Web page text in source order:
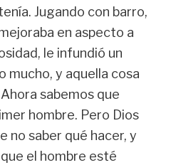
Jugando con barro,
en aspecto a
le infundió un
mucho, y aquella cosa
sabemos que
hombre. Pero Dios
no saber qué hacer, y
el hombre esté